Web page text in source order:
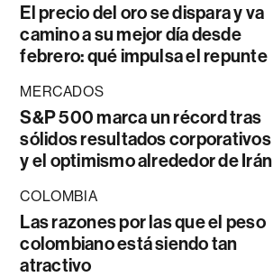
El precio del oro se dispara y va
camino a su mejor día desde
febrero: qué impulsa el repunte
MERCADOS
S&P 500 marca un récord tras
sólidos resultados corporativos
y el optimismo alrededor de Irán
COLOMBIA
Las razones por las que el peso
colombiano está siendo tan
atractivo